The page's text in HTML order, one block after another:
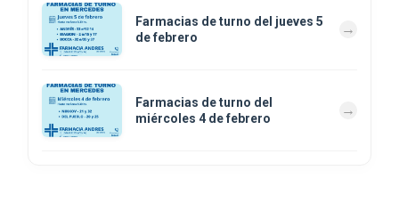
Farmacias de turno del jueves 5
de febrero
Farmacias de turno del
miércoles 4 de febrero